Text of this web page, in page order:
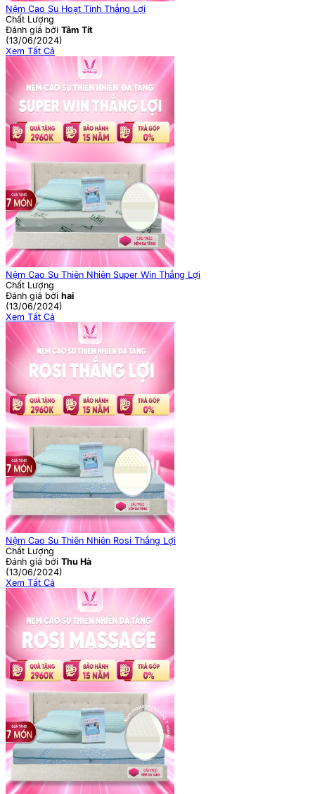
Nệm Cao Su Hoạt Tính Thắng Lợi
Chất Lượng
Đánh giá bởi Tâm Tít
(13/06/2024)
Xem Tất Cả
Nệm Cao Su Thiên Nhiên Super Win Thắng Lợi
Chất Lượng
Đánh giá bởi hai
(13/06/2024)
Xem Tất Cả
Nệm Cao Su Thiên Nhiên Rosi Thắng Lợi
Chất Lượng
Đánh giá bởi Thu Hà
(13/06/2024)
Xem Tất Cả